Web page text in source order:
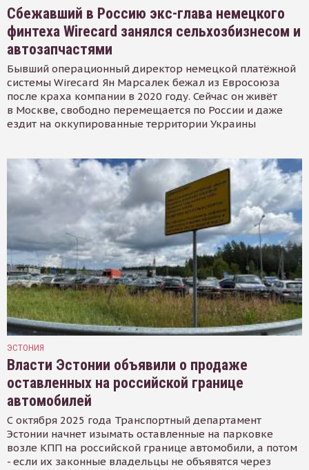
Сбежавший в Россию экс-глава немецкого
финтеха Wirecard занялся сельхозбизнесом и
автозапчастями
Бывший операционный директор немецкой платёжной
системы Wirecard Ян Марсалек бежал из Евросоюза
после краха компании в 2020 году. Сейчас он живёт
в Москве, свободно перемещается по России и даже
ездит на оккупированные территории Украины
ЭСТОНИЯ
Власти Эстонии объявили о продаже
оставленных на российской границе
автомобилей
С октября 2025 года Транспортный департамент
Эстонии начнет изымать оставленные на парковке
возле КПП на российской границе автомобили, а потом
- если их законные владельцы не объявятся через